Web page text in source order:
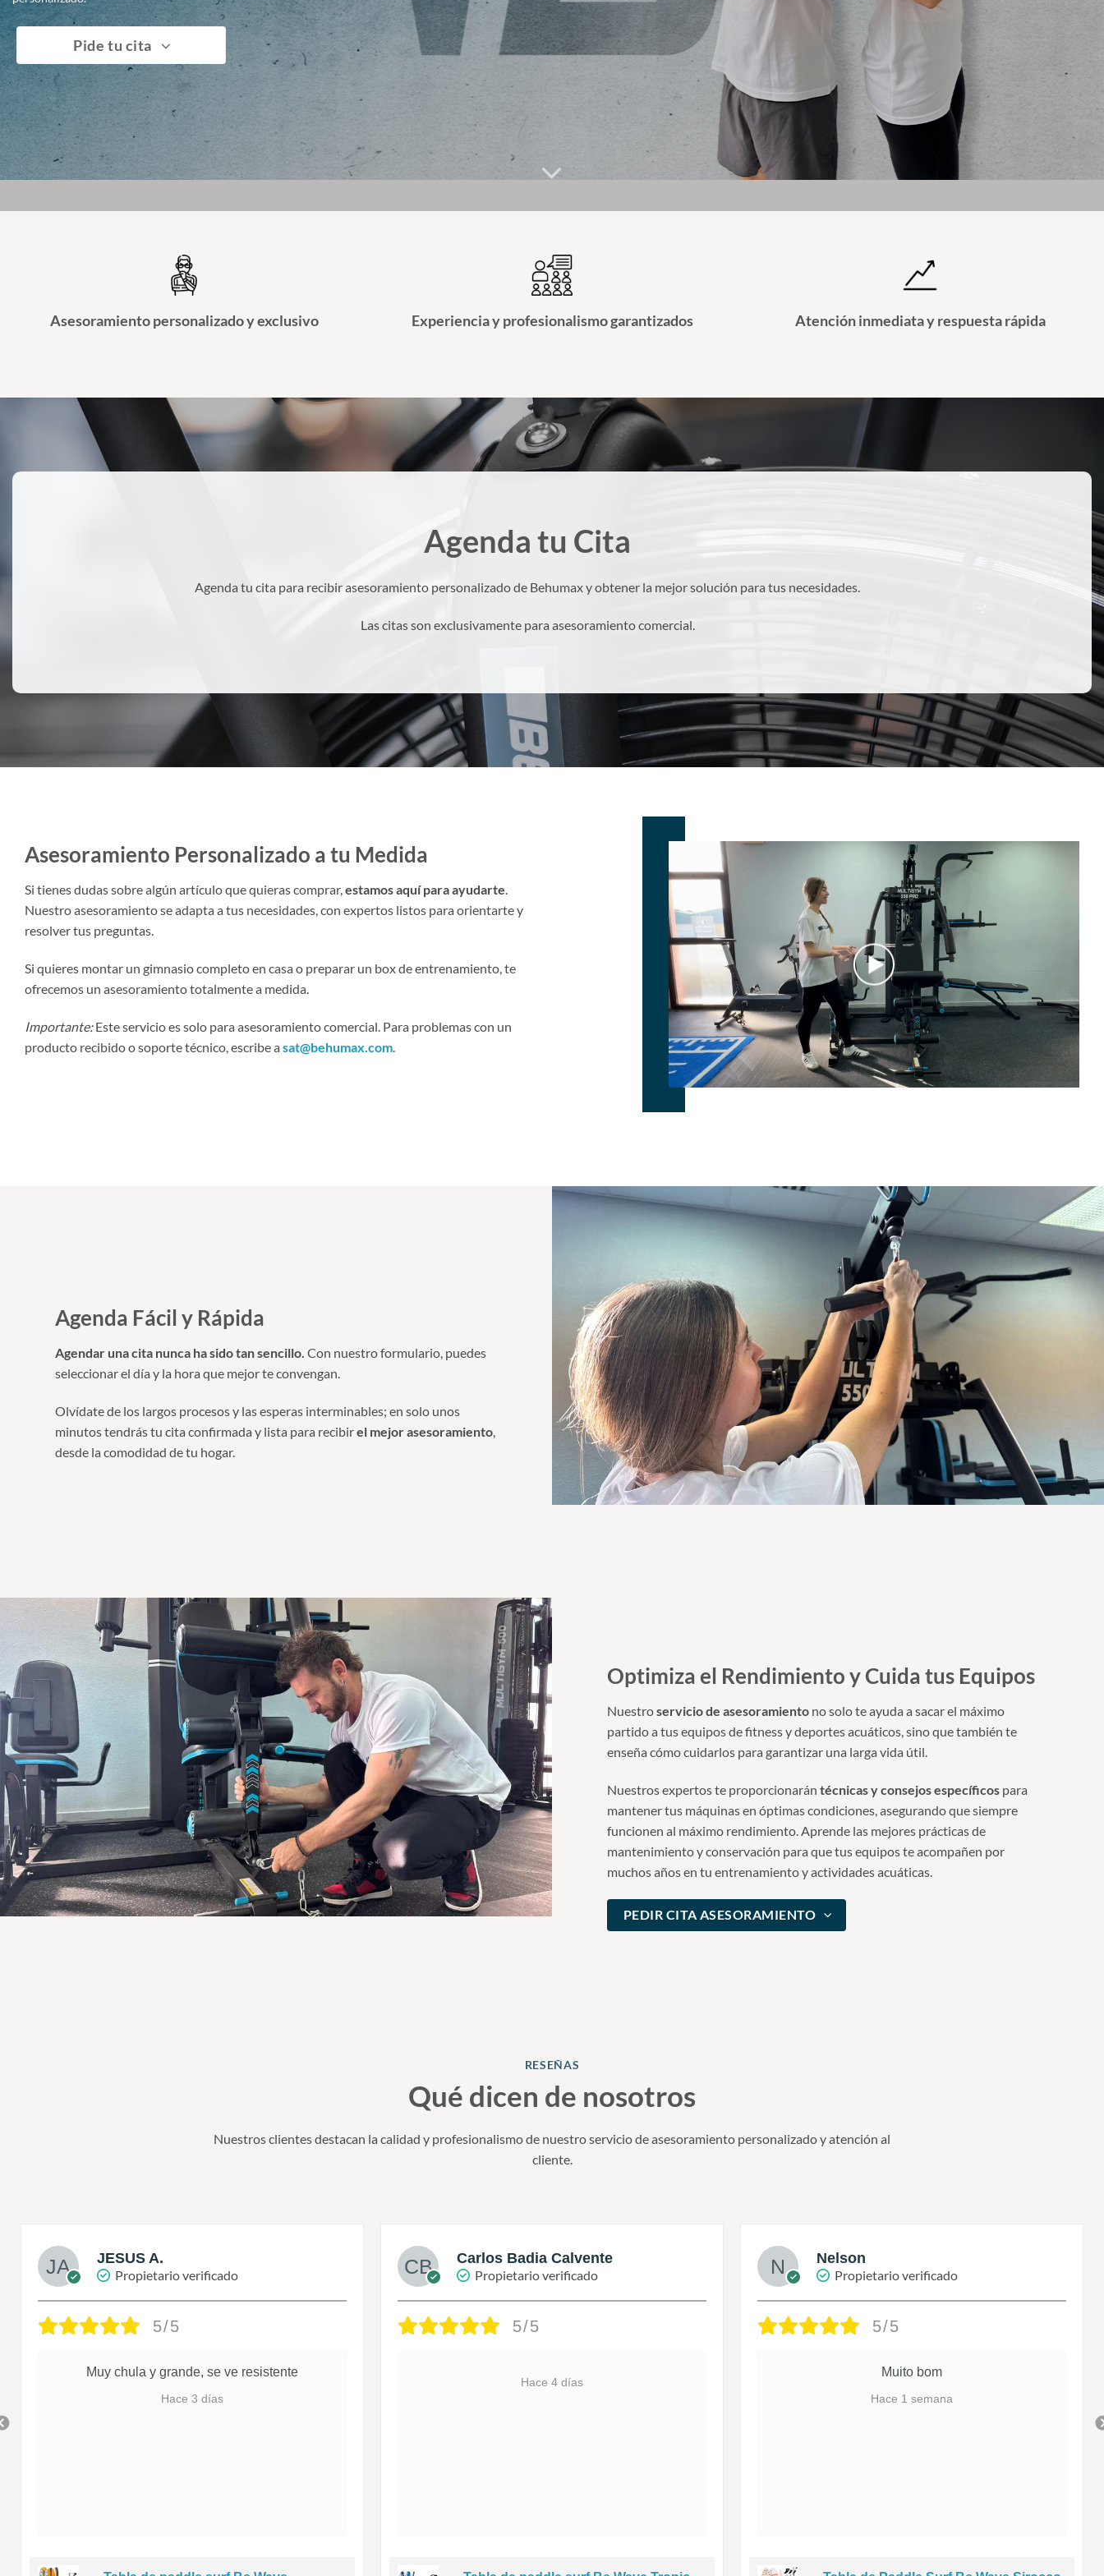
Pide tu cita
Asesoramiento personalizado y exclusivo Experiencia y profesionalismo garantizados Atención inmediata y respuesta rápida
Agenda tu Cita
Agenda tu cita para recibir asesoramiento personalizado de Behumax y obtener la mejor solución para tus necesidades.
Las citas son exclusivamente para asesoramiento comercial.
Asesoramiento Personalizado a tu Medida
Si tienes dudas sobre algún artículo que quieras comprar,estamos aquí para ayudarte.
Nuestro asesoramiento se adapta a tus necesidades, con expertos listos para orientarte y
resolver tus preguntas.
Si quieres montar un gimnasio completo en casa o preparar un box de entrenamiento, te
ofrecemos un asesoramiento totalmente a medida.
Importante:Este servicio es solo para asesoramiento comercial. Para problemas con un
producto recibido o soporte técnico, escribe a sat@behumax.com
Agenda Fácil y Rápida
Agendar una cita nunca ha sido tan sencillo. Con nuestro formulario, puedes
seleccionar el día y la hora que mejor te convengan.
Olvídate de los largos procesos y las esperas interminables; en solo unos
minutos tendrás tu cita confirmada y lista para recibirel mejor asesoramiento
desde la comodidad de tu hogar.
Optimiza el Rendimiento y Cuida tus Equipos
Nuestroservicio de asesoramiento no solo te ayuda a sacar el máximo
partido a tus equipos de fitness y deportes acuáticos, sino que también te
enseña cómo cuidarlos para garantizar una larga vida útil.
Nuestros expertos te proporcionarán técnicas y consejos específicos para
mantener tus máquinas en óptimas condiciones, asegurando que siempre
funcionen al máximo rendimiento. Aprende las mejores prácticas de
mantenimiento y conservación para que tus equipos te acompañen por
muchos años en tu entrenamiento y actividades acuáticas.
PEDIR CITA ASESORAMIENTO
RESEÑAS
Qué dicen de nosotros
Nuestros clientes destacan la calidad y profesionalismo de nuestro servicio de asesoramiento personalizado y atención al
cliente.
JESUS A.
Propietario verificado
5/5
Muy chula y grande, se ve resistente
Hace 3 días
Carlos Badia Calvente
Propietario verificado
5/5
Hace 4 días
Nelson
Propietario verificado
5/5
Muito bom
Hace 1 semana